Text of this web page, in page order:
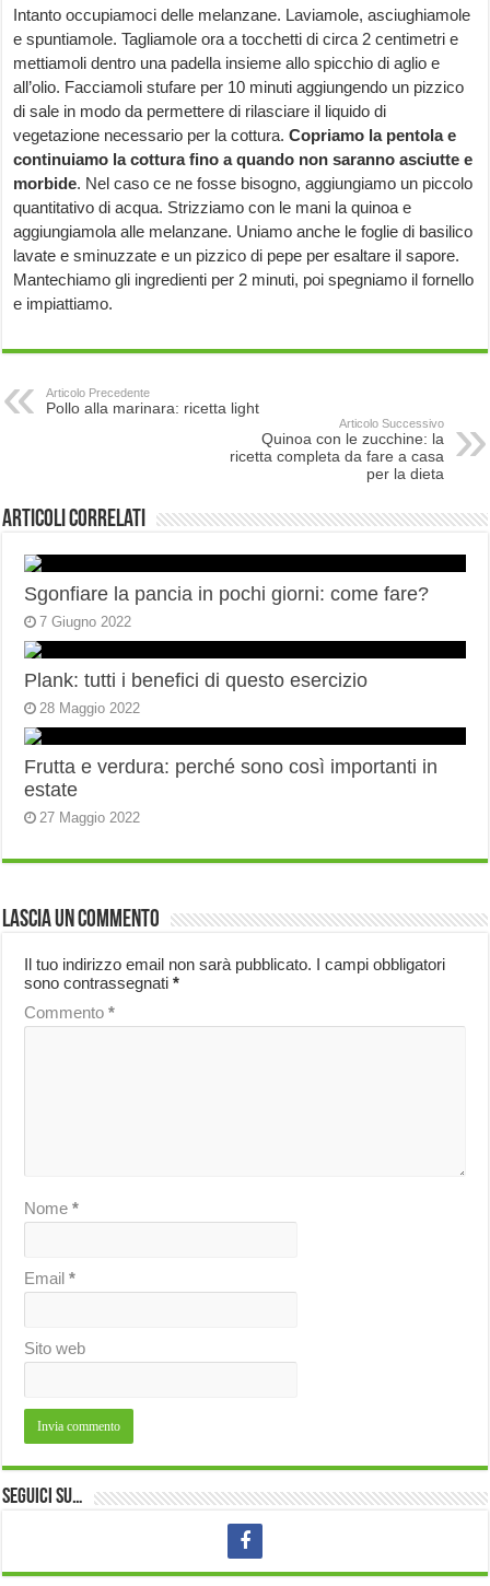
Intanto occupiamoci delle melanzane. Laviamole, asciughiamole
e spuntiamole. Tagliamole ora a tocchetti di circa 2 centimetri e
mettiamoli dentro una padella insieme allo spicchio di aglio e
all’olio. Facciamoli stufare per 10 minuti aggiungendo un pizzico
di sale in modo da permettere di rilasciare il liquido di
vegetazione necessario per la cottura. Copriamo la pentola e
continuiamo la cottura fino a quando non saranno asciutte e
morbide. Nel caso ce ne fosse bisogno, aggiungiamo un piccolo
quantitativo di acqua. Strizziamo con le mani la quinoa e
aggiungiamola alle melanzane. Uniamo anche le foglie di basilico
lavate e sminuzzate e un pizzico di pepe per esaltare il sapore.
Mantechiamo gli ingredienti per 2 minuti, poi spegniamo il fornello
e impiattiamo.
Articolo Precedente
Pollo alla marinara: ricetta light
Articolo Successivo
Quinoa con le zucchine: la
ricetta completa da fare a casa
per la dieta
Articoli correlati
Sgonfiare la pancia in pochi giorni: come fare?
7 Giugno 2022
Plank: tutti i benefici di questo esercizio
28 Maggio 2022
Frutta e verdura: perché sono così importanti in
estate
27 Maggio 2022
Lascia un commento
Il tuo indirizzo email non sarà pubblicato. I campi obbligatori
sono contrassegnati*
Commento*
Nome*
Email*
Sito web
Seguici su…